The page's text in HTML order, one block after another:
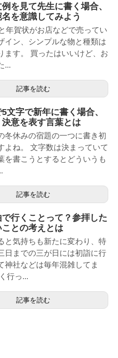
を見て先生に書く場合、
を意識してみよう
年賀状がお店などで売ってい
イン、シンプルな物と種類は
ます。 買ったはいいけど、お
...
記事を読む
文字で新年に書く場合、
意を表す言葉とは
冬休みの宿題の一つに書き初
よね。 文字数は決まっていて
を書こうとするとどういうも
記事を読む
行くことって？参拝した
ことの考えとは
と気持ちも新たに変わり、特
日までの三が日には初詣に行
神社などは毎年混雑してま
行っ...
記事を読む